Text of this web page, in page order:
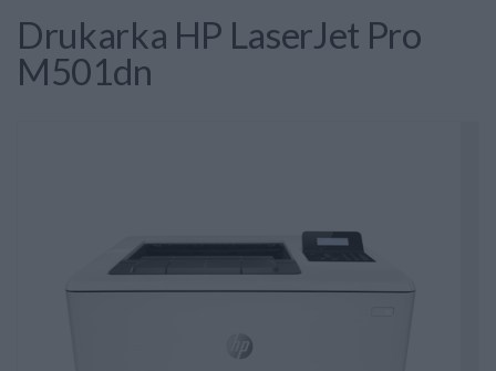
Drukarka HP LaserJet Pro
M501dn